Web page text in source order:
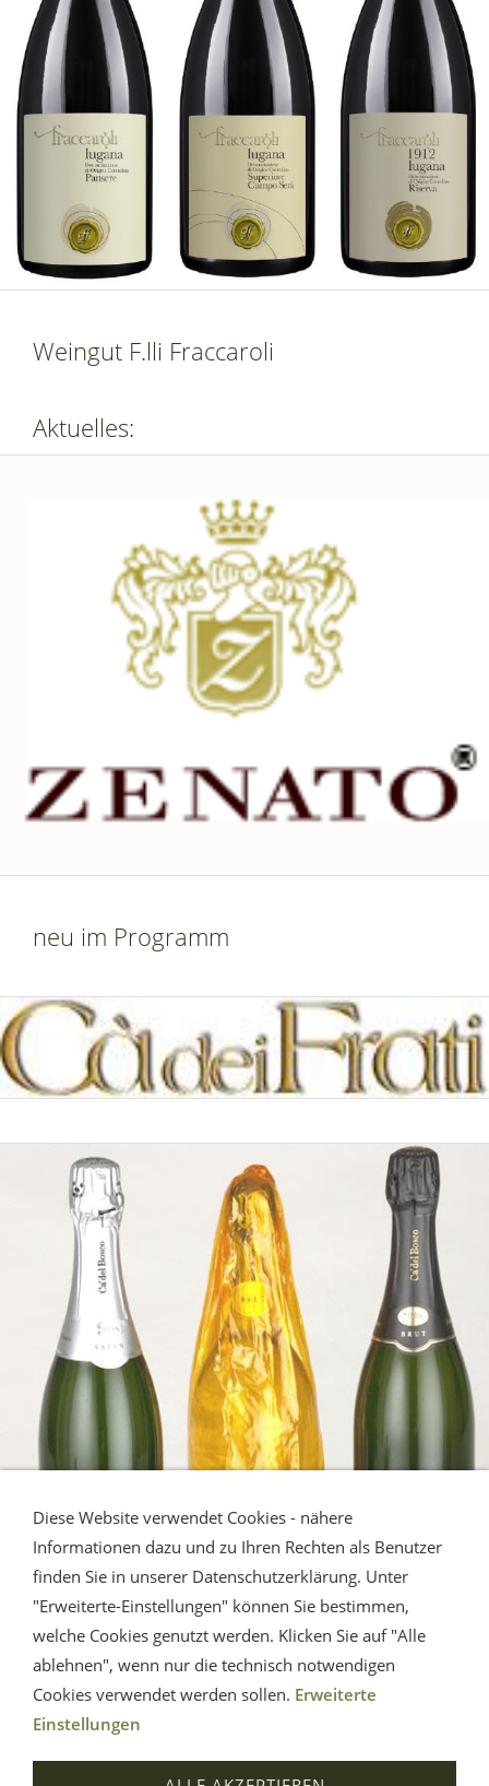
Weingut F.lli Fraccaroli
Aktuelles:
neu im Programm
Jetzt NEU im Sortiment CÀ DEL BOSCO
Diese Website verwendet Cookies - nähere
Informationen dazu und zu Ihren Rechten als Benutzer
finden Sie in unserer Datenschutzerklärung. Unter
"Erweiterte-Einstellungen" können Sie bestimmen,
welche Cookies genutzt werden. Klicken Sie auf "Alle
ablehnen", wenn nur die technisch notwendigen
Cookies verwendet werden sollen. Erweiterte
Einstellungen